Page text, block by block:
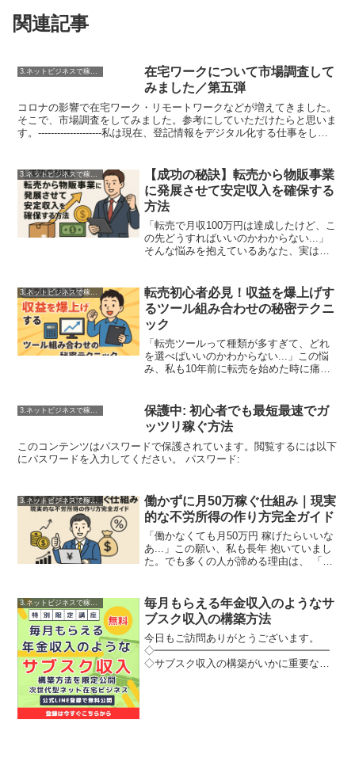
関連記事
3.ネットビジネスで稼ぐ方法
在宅ワークについて市場調査して
みました／第五弾
コロナの影響で在宅ワーク・リモートワークなどが増えてきました。
そこで、市場調査をしてみました。参考にしていただけたらと思いま
す。--------------------私は現在、登記情報をデジタル化する仕事をして
【成功の秘訣】転売から物販事業
に発展させて安定収入を確保する
方法
「転売で月収100万円は達成したけど、こ
の先どうすればいいのかわからない...」
そんな悩みを抱えているあなた、実はそ
2018年頃から本格的に物販事業への転換
を図りま...
3.ネットビジネスで稼ぐ方法
転売初心者必見！収益を爆上げす
るツール組み合わせの秘密テクニ
ック
「転売ツールって種類が多すぎて、どれ
を選べばいいのかわからない...」この悩
み、私も10年前に転売を始めた時に痛感
え切れないほどのツールがあり、それぞ
れ月額料金もか...
3.ネットビジネスで稼ぐ方法
保護中: 初心者でも最短最速でガ
ッツリ稼ぐ方法
このコンテンツはパスワードで保護されています。閲覧するには以下
にパスワードを入力してください。 パスワード:
3.ネットビジネスで稼ぐ方法
働かずに月50万稼ぐ仕組み｜現実
的な不労所得の作り方完全ガイド
「働かなくても月50万円 稼げたらいいな
あ...」この願い、私も長年 抱いていまし
た。でも多くの人が諦める理由は、 「そ
不労所得の仕組みは、 今では月平均53万
円を...
毎月もらえる年金収入のようなサ
ブスク収入の構築方法
今日もご訪問ありがとうございます。
◇━━━━━━━━━━━━━━━━━
◇サブスク収入の構築がいかに重要なこ